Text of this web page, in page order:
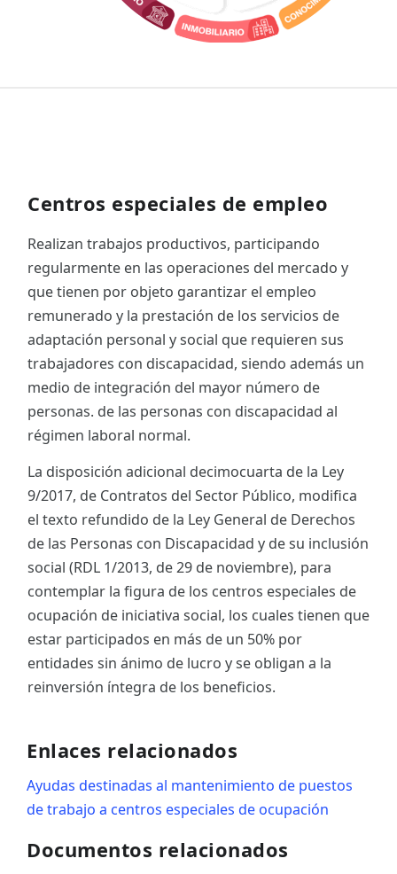
Centros especiales de empleo
Realizan trabajos productivos, participando
regularmente en las operaciones del mercado y
que tienen por objeto garantizar el empleo
remunerado y la prestación de los servicios de
adaptación personal y social que requieren sus
trabajadores con discapacidad, siendo además un
medio de integración del mayor número de
personas. de las personas con discapacidad al
régimen laboral normal.
La disposición adicional decimocuarta de la Ley
9/2017, de Contratos del Sector Público, modifica
el texto refundido de la Ley General de Derechos
de las Personas con Discapacidad y de su inclusión
social (RDL 1/2013, de 29 de noviembre), para
contemplar la figura de los centros especiales de
ocupación de iniciativa social, los cuales tienen que
estar participados en más de un 50% por
entidades sin ánimo de lucro y se obligan a la
reinversión íntegra de los beneficios.
Enlaces relacionados
Ayudas destinadas al mantenimiento de puestos
de trabajo a centros especiales de ocupación
Documentos relacionados